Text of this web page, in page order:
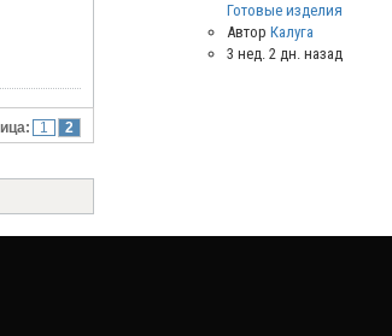
1 2
Готовые изделия
Автор Калуга
3 нед. 2 дн. назад